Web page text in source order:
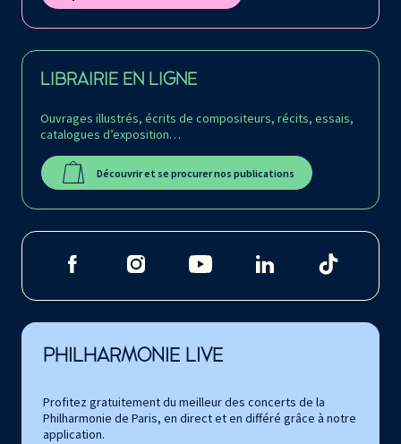
LIBRAIRIE EN LIGNE
Ouvrages illustrés, écrits de compositeurs, récits, essais,
catalogues d’exposition…
Découvrir et se procurer nos publications
PHILHARMONIE LIVE
Profitez gratuitement du meilleur des concerts de la
Philharmonie de Paris, en direct et en différé grâce à notre
application.